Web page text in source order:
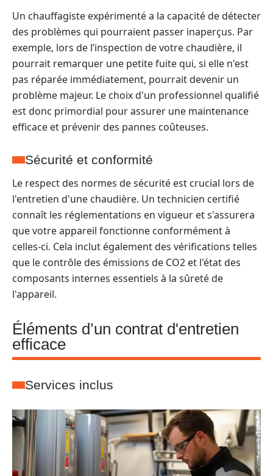
Un chauffagiste expérimenté a la capacité de détecter
des problèmes qui pourraient passer inaperçus. Par
exemple, lors de l’inspection de votre chaudière, il
pourrait remarquer une petite fuite qui, si elle n'est
pas réparée immédiatement, pourrait devenir un
problème majeur. Le choix d'un professionnel qualifié
est donc primordial pour assurer une maintenance
efficace et prévenir des pannes coûteuses.
Sécurité et conformité
Le respect des normes de sécurité est crucial lors de
l'entretien d'une chaudière. Un technicien certifié
connaît les réglementations en vigueur et s'assurera
que votre appareil fonctionne conformément à
celles-ci. Cela inclut également des vérifications telles
que le contrôle des émissions de CO2 et l'état des
composants internes essentiels à la sûreté de
l'appareil.
Éléments d’un contrat d'entretien
efficace
Services inclus